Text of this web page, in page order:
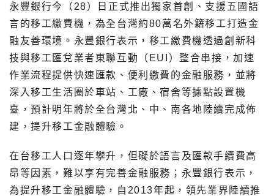
永豐銀行今（28）日正式推出獨家首創、支援五國語
言的移工繳費機，為全台灣約80萬名外籍移工打造金
融友善環境。永豐銀行表示，移工繳費機透過創新科
技與移工匯兌業者東聯互動（EUI）整合串接，加速
作業流程提供快速匯款、便利繳費的金融服務，並將
深入移工生活圈於車站、工廠、宿舍等據點設置機
臺，預計明年將於全台灣北、中、南各地陸續完成佈
建，提升移工金融體驗。
在台移工人口逐年攀升，但礙於語言及匯款手續費高
昂等因素，難以享有完善金融服務；永豐銀行表示，
為提升移工金融體驗，自2013年起，領先業界陸續推